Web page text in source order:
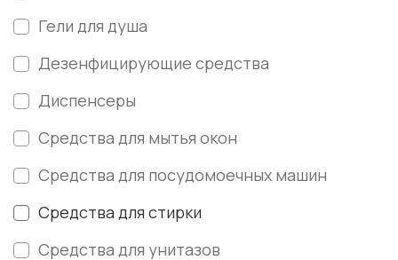
Гели для душа
Дезенфицирующие средства
Диспенсеры
Средства для мытья окон
Средства для посудомоечных машин
Средства для стирки
Средства для унитазов